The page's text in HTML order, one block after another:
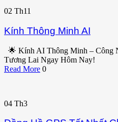
02 Th11
Kính Thông Minh AI
🌟 Kính AI Thông Minh – Công
Tương Lai Ngay Hôm Nay!
Read More 0
04 Th3